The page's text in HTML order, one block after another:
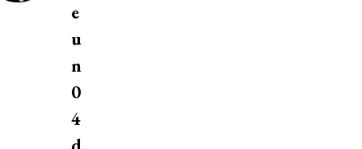
e
u
n
0
4